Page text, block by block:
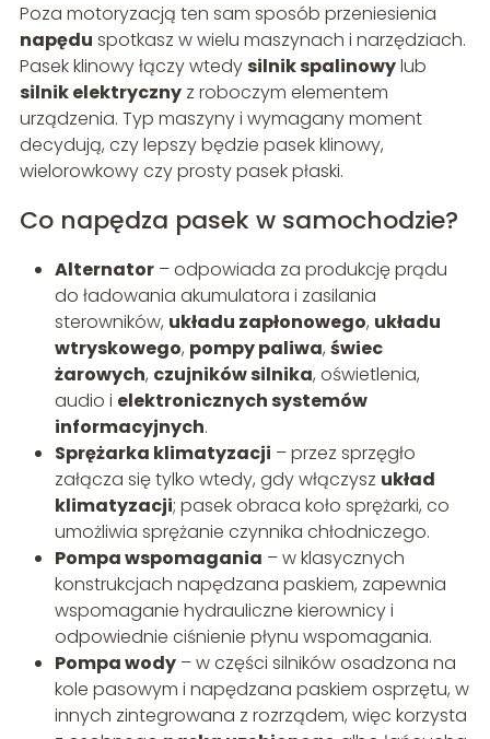
Poza motoryzacją ten sam sposób przeniesienia
napędu spotkasz w wielu maszynach i narzędziach.
Pasek klinowy łączy wtedysilnik spalinowylub
silnik elektrycznyz roboczym elementem
urządzenia. Typ maszyny i wymagany moment
decydują, czy lepszy będzie pasek klinowy,
wielorowkowy czy prosty pasek płaski.
Co napędza pasek w samochodzie?
Alternator– odpowiada za produkcję prądu
do ładowania akumulatora i zasilania
sterowników, układu zapłonowego, układu
wtryskowego, pompy paliwa, świec
żarowych, czujników silnika, oświetlenia,
audio i elektronicznych systemów
informacyjnych.
Sprężarka klimatyzacji – przez sprzęgło
załącza się tylko wtedy, gdy włączysz układ
klimatyzacji; pasek obraca koło sprężarki, co
umożliwia sprężanie czynnika chłodniczego.
Pompa wspomagania – w klasycznych
konstrukcjach napędzana paskiem, zapewnia
wspomaganie hydrauliczne kierownicy i
odpowiednie ciśnienie płynu wspomagania.
Pompa wody– w części silników osadzona na
kole pasowym i napędzana paskiem osprzętu, w
innych zintegrowana z rozrządem, więc korzysta